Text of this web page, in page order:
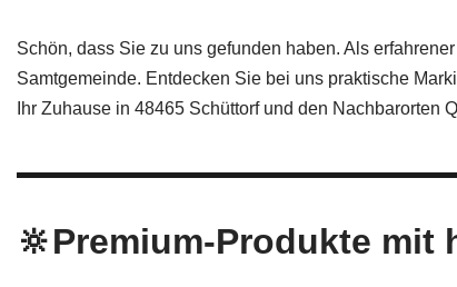
Schön, dass Sie zu uns gefunden haben. Als
Samtgemeinde. Entdecken Sie bei uns praktische
Ihr Zuhause in 48465 Schüttorf und den Nachbarorten
🔆Premium-Produkte